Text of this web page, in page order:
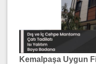
Kemalpaşa Uygun